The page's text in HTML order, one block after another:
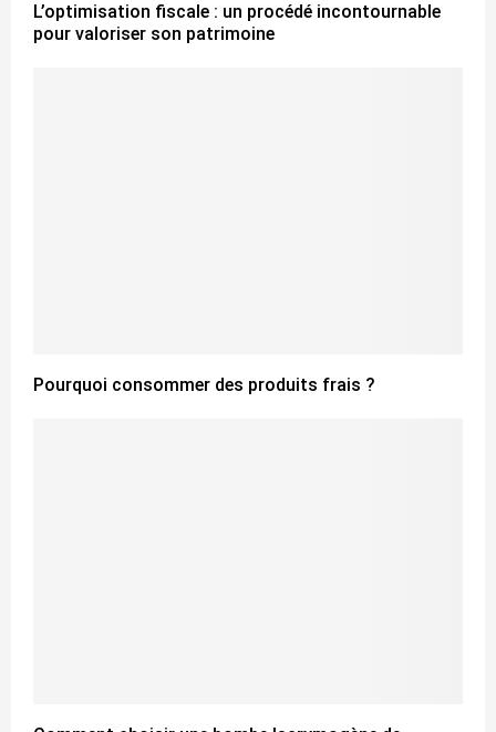
L’optimisation fiscale : un procédé incontournable
pour valoriser son patrimoine
Pourquoi consommer des produits frais ?